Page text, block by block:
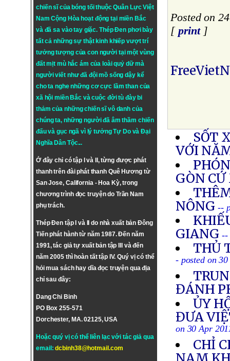
chiến sĩ của bóng tối thuộc Quân Lực Việt
Nam Cộng Hòa hoạt động tại miền Bắc
và đã sa vào tay giặc. Thép Đen phơi bày
tất cả những sự thật kinh khiếp vượt trí
tưởng tượng của con người tại một vùng
đất mịt mù hắc ám của loài quỷ dữ mà
người viết như đã đội mồ sống dậy kể
cho ta nghe những cơ cực lầm than của
xã hội miền Bắc và cuộc đời tù đày bi
thảm của những chiến sĩ vô danh của
chúng ta, những người đã âm thầm chiến
đấu và gục ngã vì lý tưởngTự DovàĐại
Nghĩa Dân Tộc...
Ở đây chỉ có tập I và II, từng được phát
thanh trên đài phát thanh Quê Hương từ
San Jose, California - Hoa Kỳ, trong
chương trình đọc truyện do Trần Nam
phụ trách.
Thép Đen tập I và II do nhà xuất bản Đông
Tiến phát hành từ năm 1987. Đến năm
1991, tác giả tự xuất bản tập III và đến
năm 2005 thì hoàn tất tập IV. Quý vị có thể
hỏi mua sách hay dĩa đọc truyện qua địa
chỉ sau đây:
Dang Chi Binh
PO Box 255-571
Dorchester, MA. 02125, USA
Hoặc quý vị có thể liên lạc với tác giả qua
email:dcbinh38@hotmail.com
Posted on
[ print]
SỐT
VỚI
GÒN
NÔNG --
GIANG --
THỦ
- posted on
ĐÁNH
ỦY
ĐƯA
on 30 Apr
CHỈ